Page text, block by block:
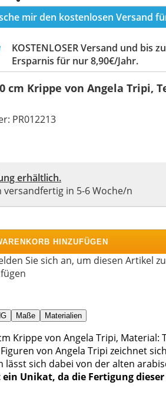
mir den kostenlosen Versand
KOSTENLOSER Versand und bis
Ersparnis für nur 8,90€/Jahr.
cm Krippe von Angela Tripi,
PR012213
erhältlich.
versandfertig in 5-6 Woche/n
HINZUFÜGEN
Sie sich an, um diesen Artikel
Maße Materialien
Krippe von Angela Tripi, Material:
von Angela Tripi zeichnet
lässt sich dabei von der alten
ein Unikat, da die Fertigung